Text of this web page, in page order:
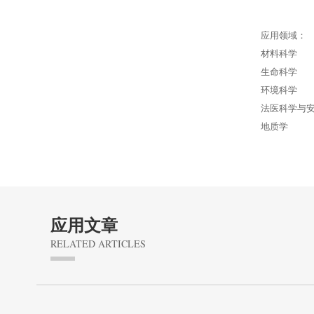
应用领域：
材料科学
生命科学
环境科学
法医科学与
地质学
应用文章
RELATED ARTICLES